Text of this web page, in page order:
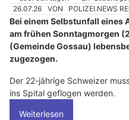
26.07.26 VON POLIZEI.NEWS
Bei einem Selbstunfall
am frühen Sonntagmorgen
(Gemeinde Gossau)
zugezogen.
Der 22-jährige Schweizer
ins Spital geflogen werden.
Weiterlesen